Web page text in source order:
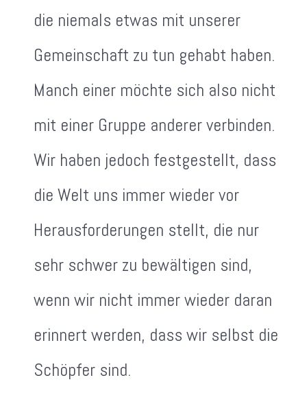
die niemals etwas mit unserer
Gemeinschaft zu tun gehabt haben.
Manch einer möchte sich also nicht
mit einer Gruppe anderer verbinden.
Wir haben jedoch festgestellt, dass
die Welt uns immer wieder vor
Herausforderungen stellt, die nur
sehr schwer zu bewältigen sind,
wenn wir nicht immer wieder daran
erinnert werden, dass wir selbst die
Schöpfer sind.